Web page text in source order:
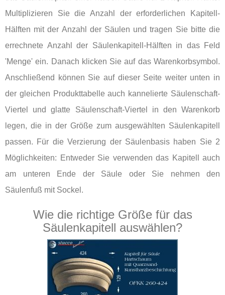
Multiplizieren Sie die Anzahl der erforderlichen Kapitell-
Hälften mit der Anzahl der Säulen und tragen Sie bitte die
errechnete Anzahl der Säulenkapitell-Hälften in das Feld
'Menge' ein. Danach klicken Sie auf das Warenkorbsymbol.
Anschließend können Sie auf dieser Seite weiter unten in
der gleichen Produkttabelle auch kannelierte Säulenschaft-
Viertel und glatte Säulenschaft-Viertel in den Warenkorb
legen, die in der Größe zum ausgewählten Säulenkapitell
passen. Für die Verzierung der Säulenbasis haben Sie 2
Möglichkeiten: Entweder Sie verwenden das Kapitell auch
am unteren Ende der Säule oder Sie nehmen den
Säulenfuß mit Sockel.
Wie die richtige Größe für das
Säulenkapitell auswählen?